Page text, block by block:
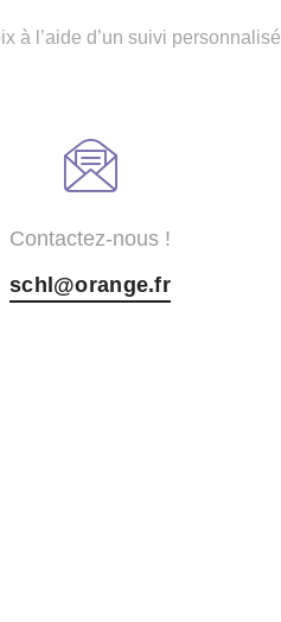
à l’aide d’un suivi personnalisé
Contactez-nous !
schl@orange.fr